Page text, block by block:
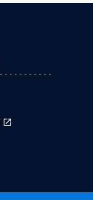
launch